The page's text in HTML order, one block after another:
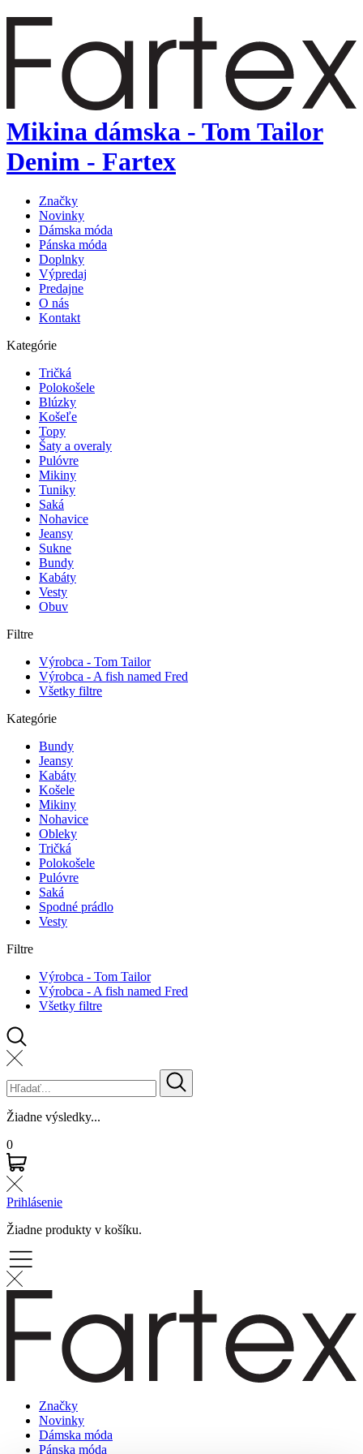
Mikina dámska - Tom Tailor
Denim - Fartex
Značky
Novinky
Dámska móda
Pánska móda
Doplnky
Výpredaj
Predajne
O nás
Kontakt
Kategórie
Tričká
Polokošele
Blúzky
Košeľe
Topy
Šaty a overaly
Pulóvre
Mikiny
Tuniky
Saká
Nohavice
Jeansy
Sukne
Bundy
Kabáty
Vesty
Obuv
Filtre
Výrobca - Tom Tailor
Výrobca - A fish named Fred
Všetky filtre
Kategórie
Bundy
Jeansy
Kabáty
Košele
Mikiny
Nohavice
Obleky
Tričká
Polokošele
Pulóvre
Saká
Spodné prádlo
Vesty
Filtre
Výrobca - Tom Tailor
Výrobca - A fish named Fred
Všetky filtre
Žiadne výsledky...
0
Prihlásenie
Žiadne produkty v košíku.
Značky
Novinky
Dámska móda
Pánska móda